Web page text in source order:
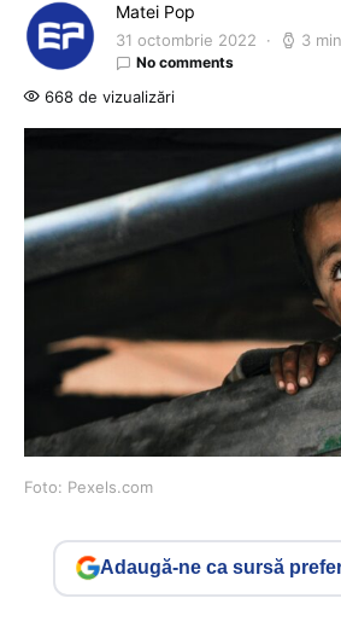
Matei Pop
31 octombrie 2022 3
No comments
668 de vizualizări
Foto: Pexels.com
Adaugă-ne ca sursă